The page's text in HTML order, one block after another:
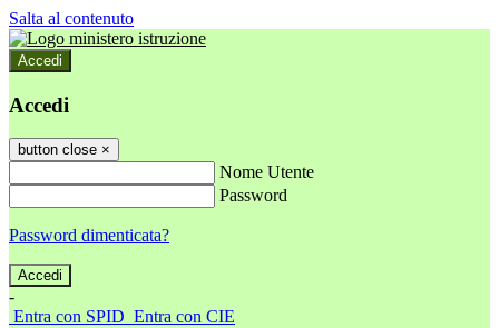
Salta al contenuto
Accedi
Accedi
button close ×
Nome Utente
Password
Password dimenticata?
-
Entra con SPID Entra con CIE